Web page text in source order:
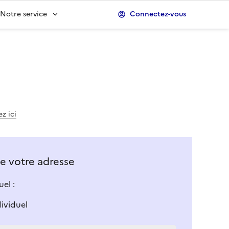
Notre service Connectez-vous
ici
votre adresse
: